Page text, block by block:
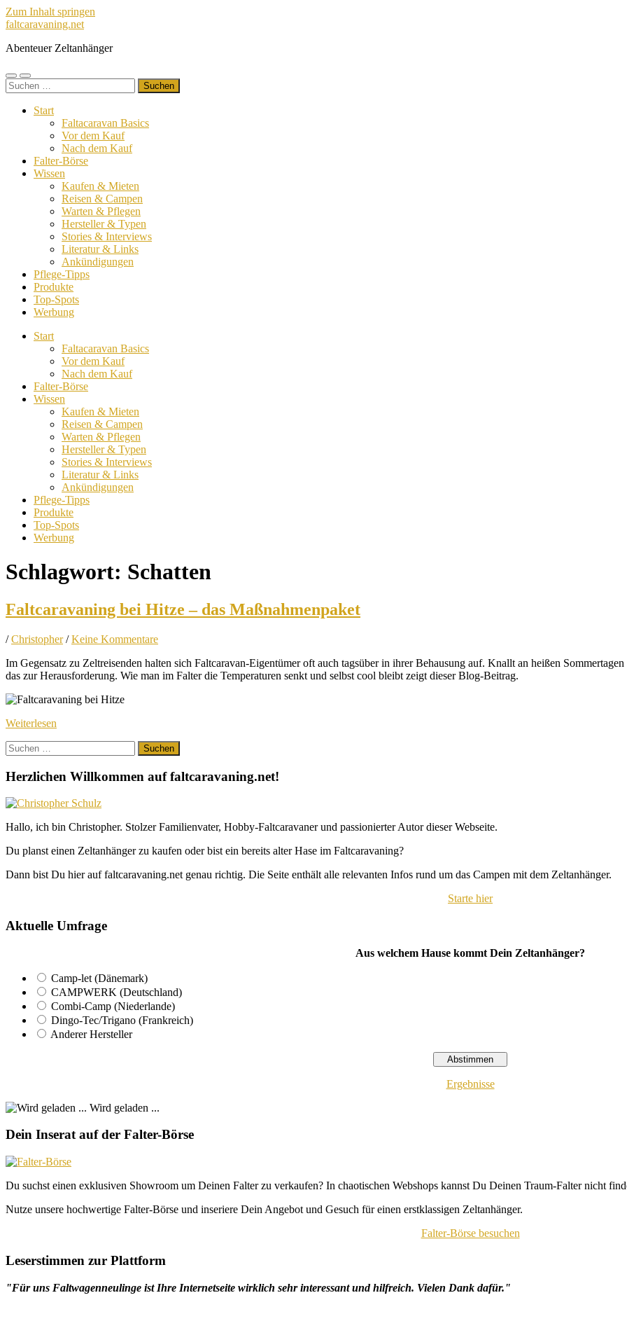
Zum Inhalt springen
faltcaravaning.net
Abenteuer Zeltanhänger
Mobile-
Menü
Suchfeld
ein-/ausblenden
Suchen
nach:
Start
Faltacaravan Basics
Vor dem Kauf
Nach dem Kauf
Falter-Börse
Wissen
Kaufen & Mieten
Reisen & Campen
Warten & Pflegen
Hersteller & Typen
Stories & Interviews
Literatur & Links
Ankündigungen
Pflege-Tipps
Produkte
Top-Spots
Werbung
Start
Faltacaravan Basics
Vor dem Kauf
Nach dem Kauf
Falter-Börse
Wissen
Kaufen & Mieten
Reisen & Campen
Warten & Pflegen
Hersteller & Typen
Stories & Interviews
Literatur & Links
Ankündigungen
Pflege-Tipps
Produkte
Top-Spots
Werbung
Schlagwort: Schatten
Faltcaravaning bei Hitze – das Maßnahmenpaket
/Christopher /Keine Kommentare
Im Gegensatz zu Zeltreisenden halten sich Faltcaravan-Eigentümer oft auch tagsüber in ihrer Behausung auf. Knallt an heißen
das zur Herausforderung. Wie man im Falter die Temperaturen senkt und selbst cool bleibt zeigt dieser Blog-Beitrag.
Weiterlesen
Suchen
nach:
Herzlichen Willkommen auf faltcaravaning.net!
Hallo, ich bin Christopher. Stolzer Familienvater, Hobby-Faltcaravaner und passionierter Autor dieser Webseite.
Du planst einen Zeltanhänger zu kaufen oder bist ein bereits alter Hase im Faltcaravaning?
Dann bist Du hier auf faltcaravaning.net genau richtig. Die Seite enthält alle relevanten Infos rund um das Campen mit dem Zeltanhänger.
Starte hier
Aktuelle Umfrage
Aus welchem Hause kommt Dein Zeltanhänger?
Camp-let (Dänemark)
CAMPWERK (Deutschland)
Combi-Camp (Niederlande)
Dingo-Tec/Trigano (Frankreich)
Anderer Hersteller
Ergebnisse
Wird geladen ...
Dein Inserat auf der Falter-Börse
Du suchst einen exklusiven Showroom um Deinen Falter zu verkaufen? In chaotischen Webshops kannst Du Deinen Traum-Falter nicht
Nutze unsere hochwertige Falter-Börse und inseriere Dein Angebot und Gesuch für einen erstklassigen Zeltanhänger.
Falter-Börse besuchen
Leserstimmen zur Plattform
"Für uns Faltwagenneulinge ist Ihre Internetseite wirklich sehr interessant und hilfreich. Vielen Dank dafür."